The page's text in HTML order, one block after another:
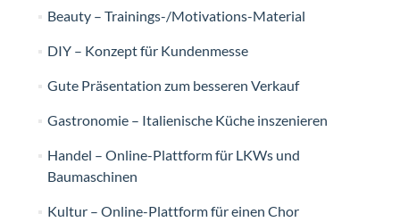
Beauty – Trainings-/Motivations-Material
DIY – Konzept für Kundenmesse
Gute Präsentation zum besseren Verkauf
Gastronomie – Italienische Küche inszenieren
Handel – Online-Plattform für LKWs und
Baumaschinen
Kultur – Online-Plattform für einen Chor